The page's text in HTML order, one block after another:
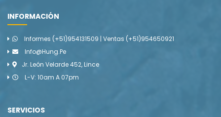
INFORMACIÓN
Informes (+51)954131509 | Ventas (+51)954650921
Info@hung.pe
Jr. León Velarde 452, Lince
L-V: 10am A 07pm
SERVICIOS